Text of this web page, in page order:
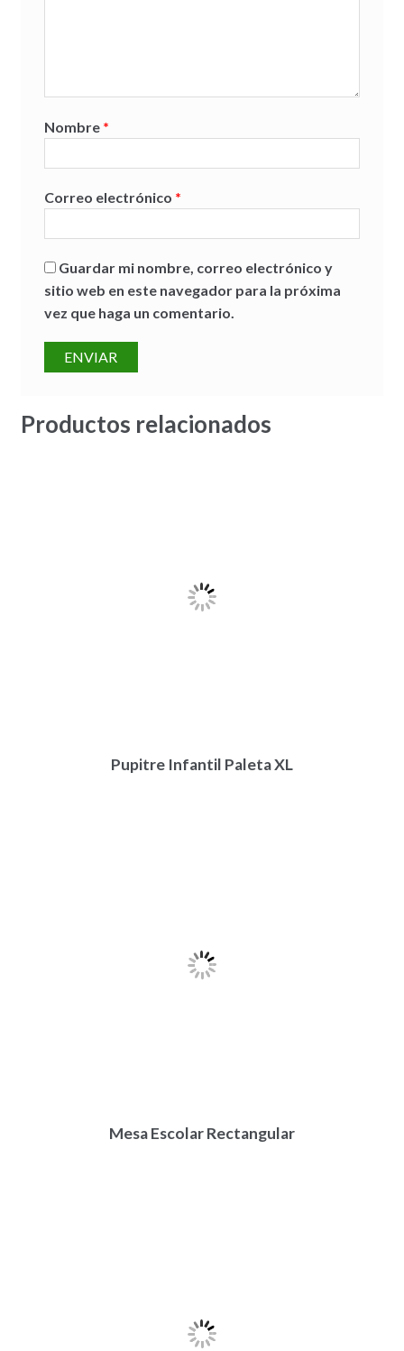
Nombre *
Correo electrónico *
Guardar mi nombre, correo electrónico y
sitio web en este navegador para la próxima
vez que haga un comentario.
Productos relacionados
Pupitre Infantil Paleta XL
Mesa Escolar Rectangular